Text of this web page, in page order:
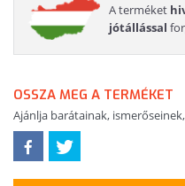
A terméket
jótállással
OSSZA MEG A TERMÉKET
Ajánlja barátainak,